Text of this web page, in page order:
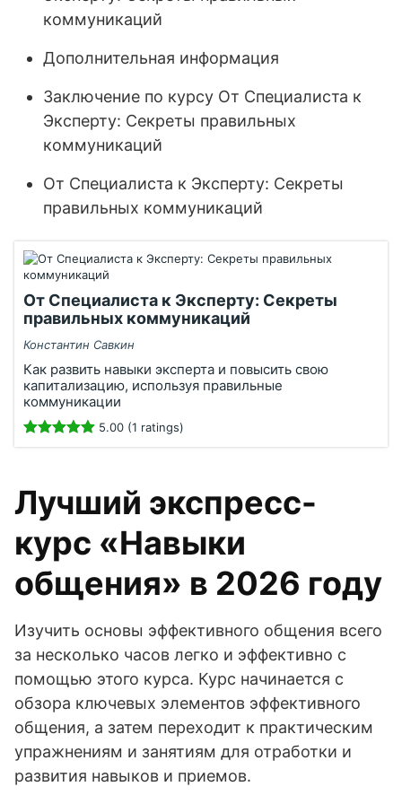
коммуникаций
Дополнительная информация
Заключение по курсу От Специалиста к
Эксперту: Секреты правильных
коммуникаций
От Специалиста к Эксперту: Секреты
правильных коммуникаций
От Специалиста к Эксперту: Секреты
правильных коммуникаций
Константин Савкин
Как развить навыки эксперта и повысить свою
капитализацию, используя правильные
коммуникации
5.00 (1 ratings)
Лучший экспресс-
курс «Навыки
общения» в 2026 году
Изучить основы эффективного общения всего
за несколько часов легко и эффективно с
помощью этого курса. Курс начинается с
обзора ключевых элементов эффективного
общения, а затем переходит к практическим
упражнениям и занятиям для отработки и
развития навыков и приемов.